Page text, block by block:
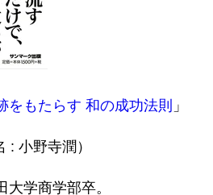
をもたらす 和の成功法則 」
: 小野寺潤）
学商学部卒。